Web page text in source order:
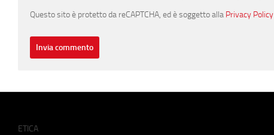
Questo sito è protetto da reCAPTCHA, ed è soggetto alla Privacy Policy
ETICA